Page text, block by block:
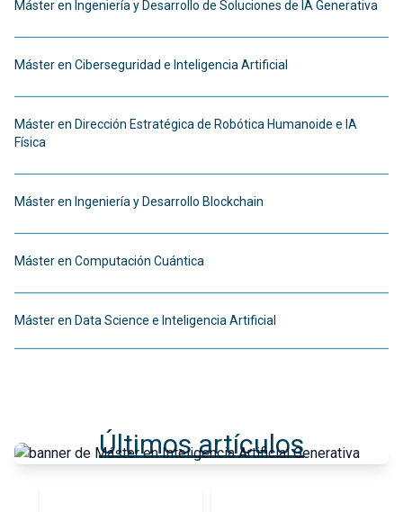
Máster en Ingeniería y Desarrollo de Soluciones de IA Generativa
Máster en Ciberseguridad e Inteligencia Artificial
Máster en Dirección Estratégica de Robótica Humanoide e IA
Física
Máster en Ingeniería y Desarrollo Blockchain
Máster en Computación Cuántica
Máster en Data Science e Inteligencia Artificial
Últimos artículos